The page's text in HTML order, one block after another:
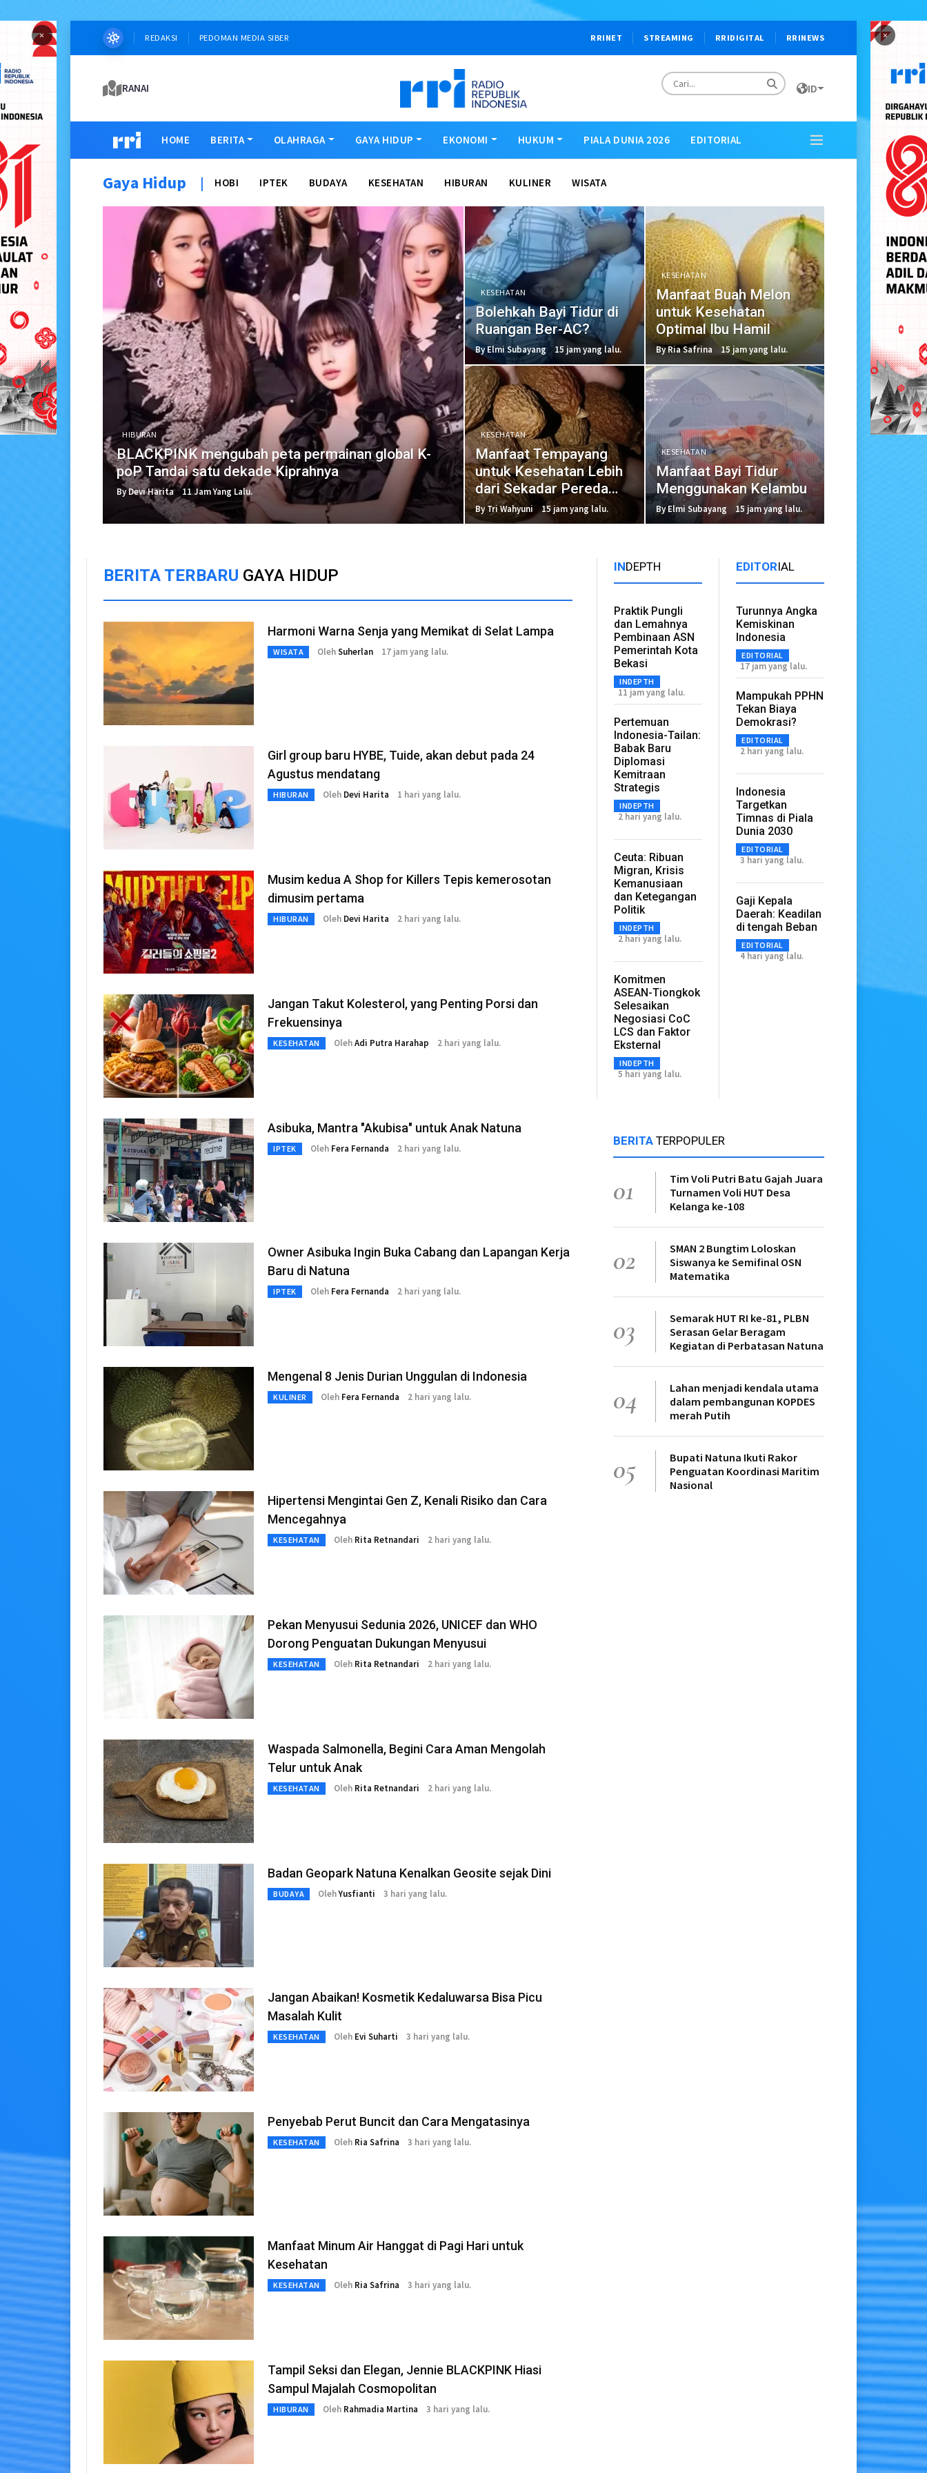
× ×
REDAKSI PEDOMAN MEDIA SIBER RRINET STREAMING RRIDIGITAL RRINEWS
RANAI ID
HOME BERITA OLAHRAGA GAYA HIDUP EKONOMI HUKUM PIALA DUNIA 2026 EDITORIAL
Gaya Hidup | HOBI IPTEK BUDAYA KESEHATAN HIBURAN KULINER WISATA
HIBURAN
BLACKPINK mengubah peta permainan global K-
poP Tandai satu dekade Kiprahnya
By Devi Harita 11 Jam Yang Lalu.
KESEHATAN
Bolehkah Bayi Tidur di
Ruangan Ber-AC?
By Elmi Subayang 15 jam yang lalu.
KESEHATAN
Manfaat Buah Melon
untuk Kesehatan
Optimal Ibu Hamil
By Ria Safrina 15 jam yang lalu.
KESEHATAN
Manfaat Tempayang
untuk Kesehatan Lebih
dari Sekadar Pereda
Panas Dalam
By Tri Wahyuni 15 jam yang lalu.
KESEHATAN
Manfaat Bayi Tidur
Menggunakan Kelambu
By Elmi Subayang 15 jam yang lalu.
BERITA TERBARU GAYA HIDUP
Harmoni Warna Senja yang Memikat di Selat Lampa
WISATA OlehSuherlan 17 jam yang lalu.
Girl group baru HYBE, Tuide, akan debut pada 24
Agustus mendatang
HIBURAN Oleh Devi Harita 1 hari yang lalu.
Musim kedua A Shop for Killers Tepis kemerosotan
dimusim pertama
HIBURAN Oleh Devi Harita 2 hari yang lalu.
Jangan Takut Kolesterol, yang Penting Porsi dan
Frekuensinya
KESEHATAN OlehAdi Putra Harahap 2 hari yang lalu.
Asibuka, Mantra "Akubisa" untuk Anak Natuna
IPTEK Oleh Fera Fernanda 2 hari yang lalu.
Owner Asibuka Ingin Buka Cabang dan Lapangan Kerja
Baru di Natuna
IPTEK Oleh Fera Fernanda 2 hari yang lalu.
Mengenal 8 Jenis Durian Unggulan di Indonesia
KULINER Oleh Fera Fernanda 2 hari yang lalu.
Hipertensi Mengintai Gen Z, Kenali Risiko dan Cara
Mencegahnya
KESEHATAN Oleh Rita Retnandari 2 hari yang lalu.
Pekan Menyusui Sedunia 2026, UNICEF dan WHO
Dorong Penguatan Dukungan Menyusui
KESEHATAN Oleh Rita Retnandari 2 hari yang lalu.
Waspada Salmonella, Begini Cara Aman Mengolah
Telur untuk Anak
KESEHATAN Oleh Rita Retnandari 2 hari yang lalu.
Badan Geopark Natuna Kenalkan Geosite sejak Dini
BUDAYA OlehYusfianti 3 hari yang lalu.
Jangan Abaikan! Kosmetik Kedaluwarsa Bisa Picu
Masalah Kulit
KESEHATAN Oleh Evi Suharti 3 hari yang lalu.
Penyebab Perut Buncit dan Cara Mengatasinya
KESEHATAN Oleh Ria Safrina 3 hari yang lalu.
Manfaat Minum Air Hanggat di Pagi Hari untuk
Kesehatan
KESEHATAN Oleh Ria Safrina 3 hari yang lalu.
Tampil Seksi dan Elegan, Jennie BLACKPINK Hiasi
Sampul Majalah Cosmopolitan
HIBURAN Oleh Rahmadia Martina 3 hari yang lalu.
INDEPTH
Praktik Pungli
dan Lemahnya
Pembinaan ASN
Pemerintah Kota
Bekasi
INDEPTH
11 jam yang lalu.
Pertemuan
Indonesia-Tailan:
Babak Baru
Diplomasi
Kemitraan
Strategis
INDEPTH
2 hari yang lalu.
Ceuta: Ribuan
Migran, Krisis
Kemanusiaan
dan Ketegangan
Politik
INDEPTH
2 hari yang lalu.
Komitmen
ASEAN-Tiongkok
Selesaikan
Negosiasi CoC
LCS dan Faktor
Eksternal
INDEPTH
5 hari yang lalu.
EDITORIAL
Turunnya Angka
Kemiskinan
Indonesia
EDITORIAL
17 jam yang lalu.
Mampukah PPHN
Tekan Biaya
Demokrasi?
EDITORIAL
2 hari yang lalu.
Indonesia
Targetkan
Timnas di Piala
Dunia 2030
EDITORIAL
3 hari yang lalu.
Gaji Kepala
Daerah: Keadilan
di tengah Beban
EDITORIAL
4 hari yang lalu.
BERITATERPOPULER
01
Tim Voli Putri Batu Gajah Juara
Turnamen Voli HUT Desa
Kelanga ke-108
02
SMAN 2 Bungtim Loloskan
Siswanya ke Semifinal OSN
Matematika
03
Semarak HUT RI ke-81, PLBN
Serasan Gelar Beragam
Kegiatan di Perbatasan Natuna
04
Lahan menjadi kendala utama
dalam pembangunan KOPDES
merah Putih
05
Bupati Natuna Ikuti Rakor
Penguatan Koordinasi Maritim
Nasional